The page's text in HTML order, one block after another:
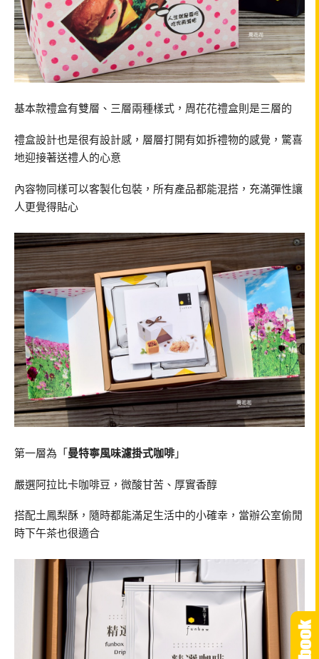
基本款禮盒有雙層、三層兩種樣式，周花花禮盒則是三層的
禮盒設計也是很有設計感，層層打開有如拆禮物的感覺，驚喜
地迎接著送禮人的心意
內容物同樣可以客製化包裝，所有產品都能混搭，充滿彈性讓
人更覺得貼心
第一層為「曼特寧風味濾掛式咖啡 」
嚴選阿拉比卡咖啡豆，微酸甘苦、厚實香醇
搭配土鳳梨酥，隨時都能滿足生活中的小確幸，當辦公室偷閒
時下午茶也很適合